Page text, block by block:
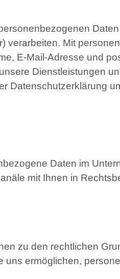
verarbeiten. Mit
E-Mail-Adresse und
Dienstleistungen
Datenschutzerklärung
Daten im
mit Ihnen in
zu den rechtlichen
uns ermöglichen,